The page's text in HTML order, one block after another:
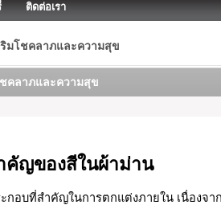
ติดต่อเรา
มโชคลาภและความสุข
คลาภและความสุข
คัญของสีในผ้าม่าน
กอบที่สำคัญในการตกแต่งภายใน เนื่องจ